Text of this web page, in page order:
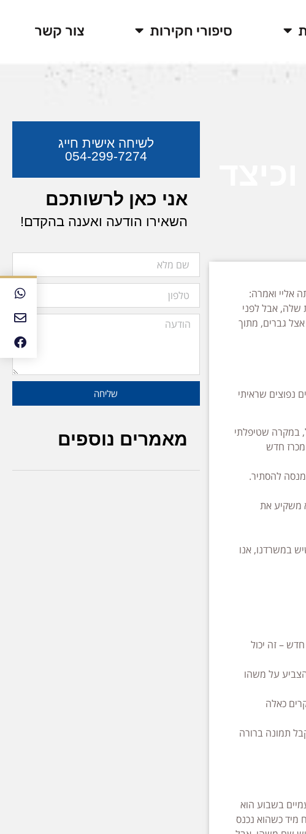
סיפורי חקירות צור קשר
אליי ואמרה:
אבל לפני
גברים, מתוך
נפוצים שראיתי
במקרה שטיפלתי
חדש
להסתיר.
משקיע את
במשרדנו, אנו
– זה יכול
על משהו
כאלה
תמונה ברורה
בשבוע הוא
מיד כשהוא נכנס
לשיחה אישית חייג
054-299-7274
אני כאן לרשותכם
השאירו הודעה ואענה בהקדם!
שליחה
מאמרים נוספים